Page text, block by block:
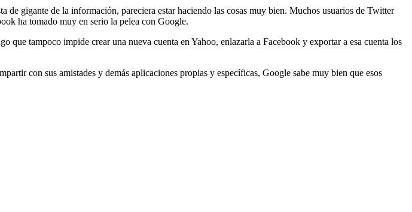
de gigante de la información, pareciera estar haciendo las cosas muy bien. Muchos usuarios de Twitter
ha tomado muy en serio la pelea con Google.
tampoco impide crear una nueva cuenta en Yahoo, enlazarla a Facebook y exportar a esa cuenta los
con sus amistades y demás aplicaciones propias y específicas, Google sabe muy bien que esos